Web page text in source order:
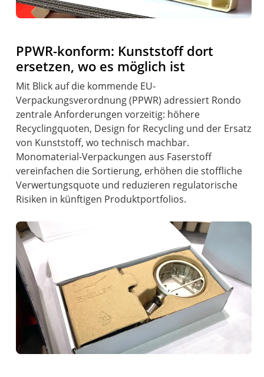
PPWR-konform: Kunststoff dort
ersetzen, wo es möglich ist
Mit Blick auf die kommende EU-
Verpackungsverordnung (PPWR) adressiert Rondo
zentrale Anforderungen vorzeitig: höhere
Recyclingquoten, Design for Recycling und der Ersatz
von Kunststoff, wo technisch machbar.
Monomaterial-Verpackungen aus Faserstoff
vereinfachen die Sortierung, erhöhen die stoffliche
Verwertungsquote und reduzieren regulatorische
Risiken in künftigen Produktportfolios.